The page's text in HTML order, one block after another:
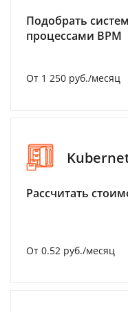
Подобрать
процессами BPM
От 1 250 руб./месяц
Рассчитать
От 0.52 руб./месяц